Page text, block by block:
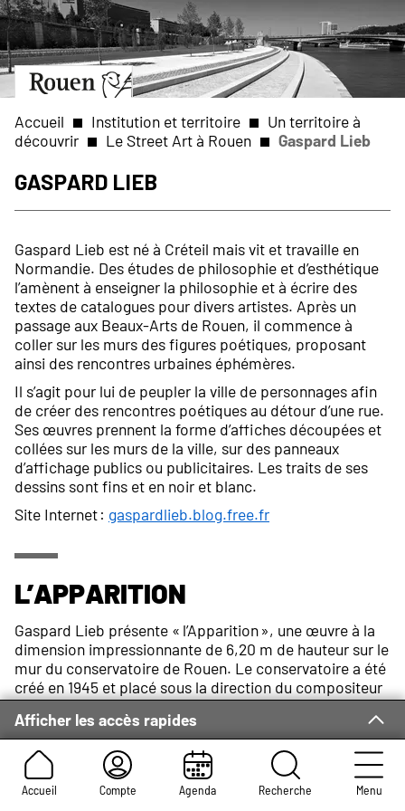
Aller
au
contenu
principal
Aller
à
la
page
d’accueil
Slide
of
1
Accueil Compte Agenda Recherche Menu
Fil
d'Ariane
Accueil Institution et territoire
Un territoire à
découvrir
Le Street Art à Rouen Gaspard Lieb
Gaspard Lieb
Afficher les accès rapides
Gaspard Lieb est né à Créteil mais vit et travaille en
Normandie. Des études de philosophie et d’esthétique
l’amènent à enseigner la philosophie et à écrire des
textes de catalogues pour divers artistes. Après un
passage aux Beaux-Arts de Rouen, il commence à
coller sur les murs des figures poétiques, proposant
ainsi des rencontres urbaines éphémères.
Il s’agit pour lui de peupler la ville de personnages afin
de créer des rencontres poétiques au détour d’une rue.
Ses œuvres prennent la forme d’affiches découpées et
collées sur les murs de la ville, sur des panneaux
d’affichage publics ou publicitaires. Les traits de ses
dessins sont fins et en noir et blanc.
Site Internet : gaspardlieb.blog.free.fr
L’apparition
Gaspard Lieb présente « l’Apparition », une œuvre à la
dimension impressionnante de 6,20 m de hauteur sur le
mur du conservatoire de Rouen. Le conservatoire a été
créé en 1945 et placé sous la direction du compositeur
Albert Beaucamp. Il devient rapidement un haut lieu
d’apprentissage musical. Mais c’est seulement en 1977
que le conservatoire s’installe avenue de la Porte des
Champs. Avec son auditorium et sa bibliothèque avec
tables d’écoute, le conservatoire devient un lieu
incontournable de la vie culturelle.